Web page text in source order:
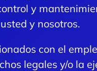
y
y nosotros.
con el
legales y/o la